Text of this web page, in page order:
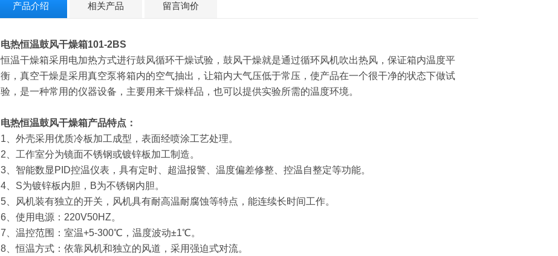
产品介绍 相关产品 留言询价
电热恒温鼓风干燥箱101-2BS
恒温干燥箱采用电加热方式进行鼓风循环干燥试验，鼓风干燥就是通过循环风机吹出热风，保证箱内温度平
衡，真空干燥是采用真空泵将箱内的空气抽出，让箱内大气压低于常压，使产品在一个很干净的状态下做试
验，是一种常用的仪器设备，主要用来干燥样品，也可以提供实验所需的温度环境。
电热恒温鼓风干燥箱产品特点：
1、外壳采用优质冷板加工成型，表面经喷涂工艺处理。
2、工作室分为镜面不锈钢或镀锌板加工制造。
3、智能数显PID控温仪表，具有定时、超温报警、温度偏差修整、控温自整定等功能。
4、S为镀锌板内胆，B为不锈钢内胆。
5、风机装有独立的开关，风机具有耐高温耐腐蚀等特点，能连续长时间工作。
6、使用电源：220V50HZ。
7、温控范围：室温+5-300℃ ，温度波动±1℃。
8、恒温方式：依靠风机和独立的风道，采用强迫式对流。